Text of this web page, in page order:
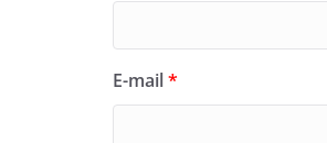
E-mail*